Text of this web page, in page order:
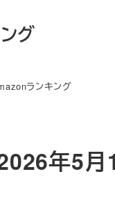
グ
ランキング
年5